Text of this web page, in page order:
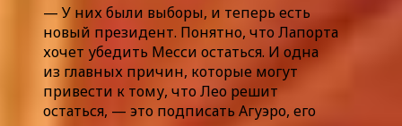
— У них были выборы, и теперь есть
новый президент. Понятно, что Лапорта
хочет убедить Месси остаться. И одна
из главных причин, которые могут
привести к тому, что Лео решит
остаться, — это подписать Агуэро, его